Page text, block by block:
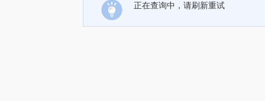
正在查询中，请刷新重试